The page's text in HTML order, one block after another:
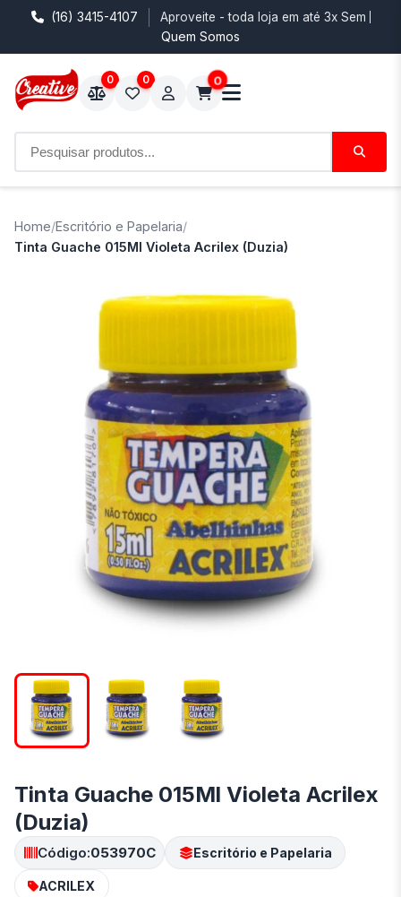
(16) 3415-4107 Aproveite - toda loja em até 3x Sem
Quem Somos
0 0 0
Home/Escritório e Papelaria/
Tinta Guache 015Ml Violeta Acrilex (Duzia)
Tinta Guache 015Ml Violeta Acrilex
(Duzia)
Código:053970C Escritório e Papelaria
ACRILEX